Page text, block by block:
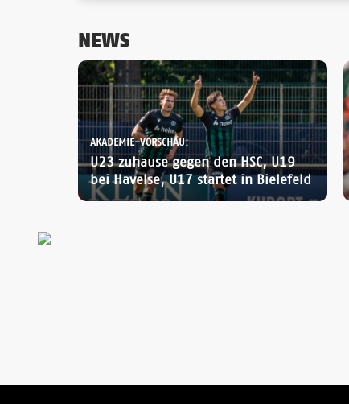
NEWS
AKADEMIE-VORSCHAU:
U23 zuhause gegen den HSC, U19
bei Havelse, U17 startet in Bielefeld